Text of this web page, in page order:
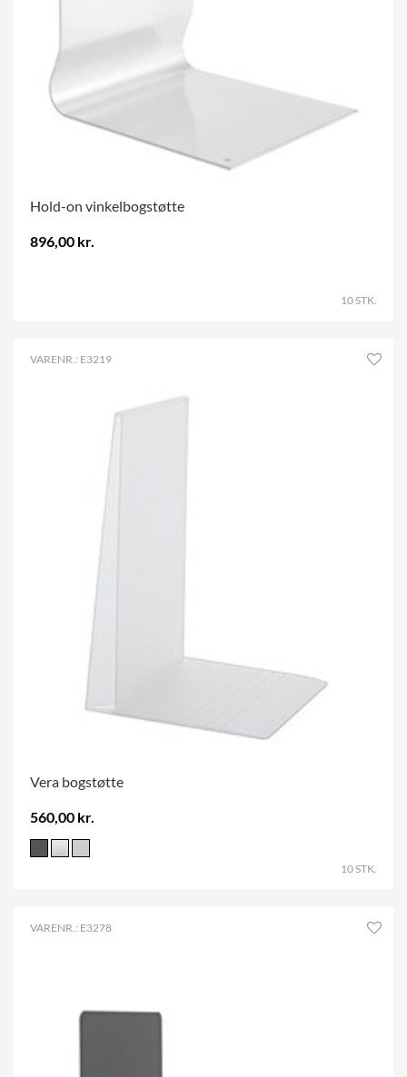
Hold-on vinkelbogstøtte
896,00 kr.
10 STK.
VARENR.: E3219
Vera bogstøtte
560,00 kr.
10 STK.
VARENR.: E3278